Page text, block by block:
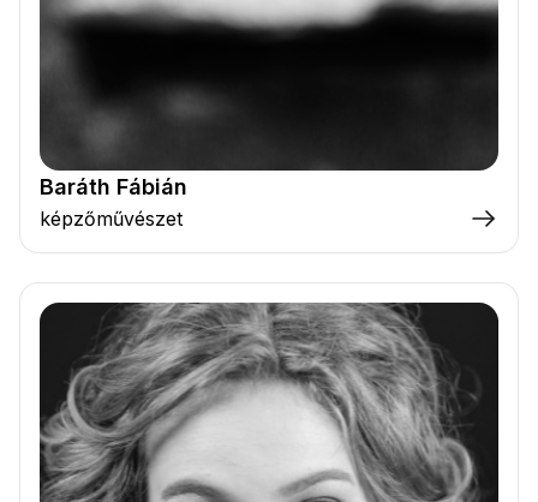
Baráth Fábián
képzőművészet